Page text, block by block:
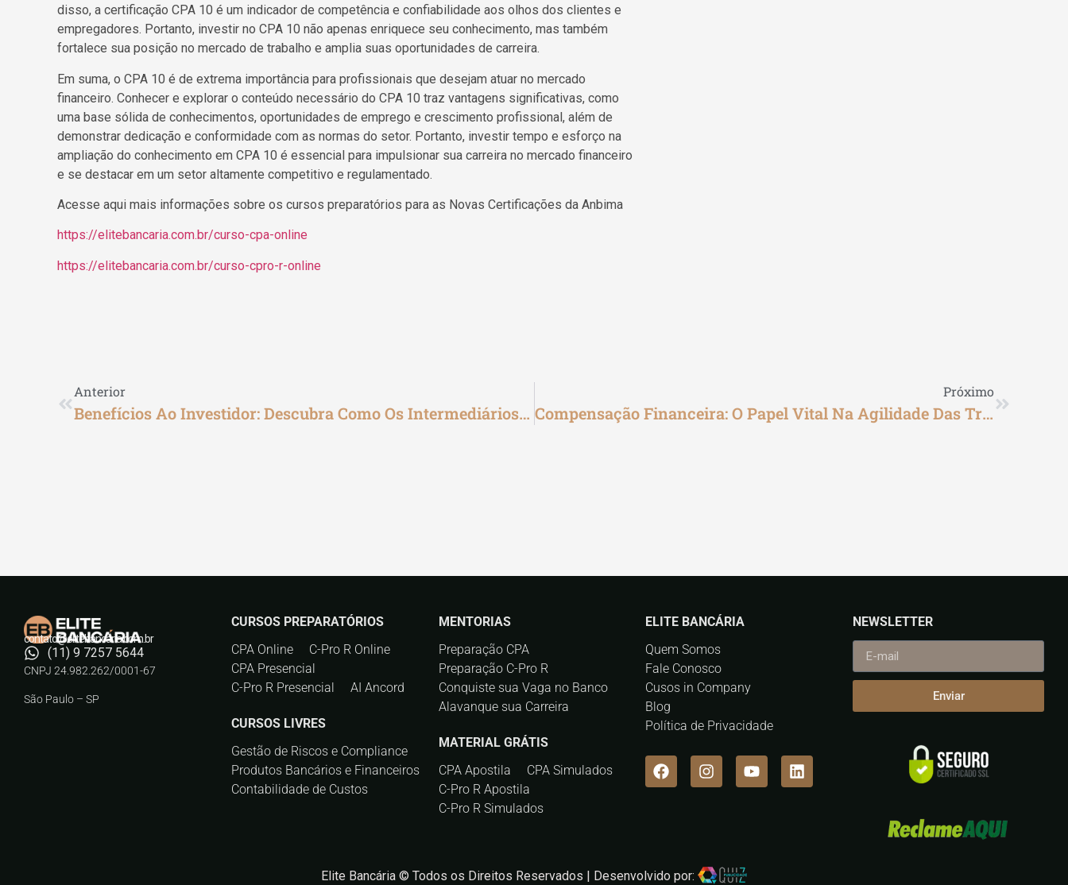
disso, a certificação CPA 10 é um indicador de competência e confiabilidade aos olhos dos clientes e
empregadores. Portanto, investir no CPA 10 não apenas enriquece seu conhecimento, mas também
fortalece sua posição no mercado de trabalho e amplia suas oportunidades de carreira.
Em suma, o CPA 10 é de extrema importância para profissionais que desejam atuar no mercado
financeiro. Conhecer e explorar o conteúdo necessário do CPA 10 traz vantagens significativas, como
uma base sólida de conhecimentos, oportunidades de emprego e crescimento profissional, além de
demonstrar dedicação e conformidade com as normas do setor. Portanto, investir tempo e esforço na
ampliação do conhecimento em CPA 10 é essencial para impulsionar sua carreira no mercado financeiro
e se destacar em um setor altamente competitivo e regulamentado.
Acesse aqui mais informações sobre os cursos preparatórios para as Novas Certificações da Anbima
https://elitebancaria.com.br/curso-cpa-online
https://elitebancaria.com.br/curso-cpro-r-online
Anterior
Benefícios Ao Investidor: Descubra Como Os Intermediários Auxiliam
Próximo
Compensação Financeira: O Papel Vital Na Agilidade Das Transações
(11) 9 7257 5644
contato@elitebancaria.com.br
CNPJ 24.982.262/0001-67
São Paulo – SP
CURSOS PREPARATÓRIOS
CPA Online
C-Pro R Online
CPA Presencial
C-Pro R Presencial
AI Ancord
CURSOS LIVRES
Gestão de Riscos e Compliance
Produtos Bancários e Financeiros
Contabilidade de Custos
MENTORIAS
Preparação CPA
Preparação C-Pro R
Conquiste sua Vaga no Banco
Alavanque sua Carreira
MATERIAL GRÁTIS
CPA Apostila
CPA Simulados
C-Pro R Apostila
C-Pro R Simulados
ELITE BANCÁRIA
Quem Somos
Fale Conosco
Cusos in Company
Blog
Política de Privacidade
NEWSLETTER
Enviar
Elite Bancária © Todos os Direitos Reservados | Desenvolvido por: